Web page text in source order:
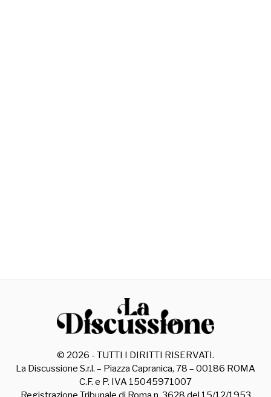
© 2026 - TUTTI I DIRITTI RISERVATI.
La Discussione S.r.l. – Piazza Capranica, 78 – 00186 ROMA
C.F. e P. IVA 15045971007